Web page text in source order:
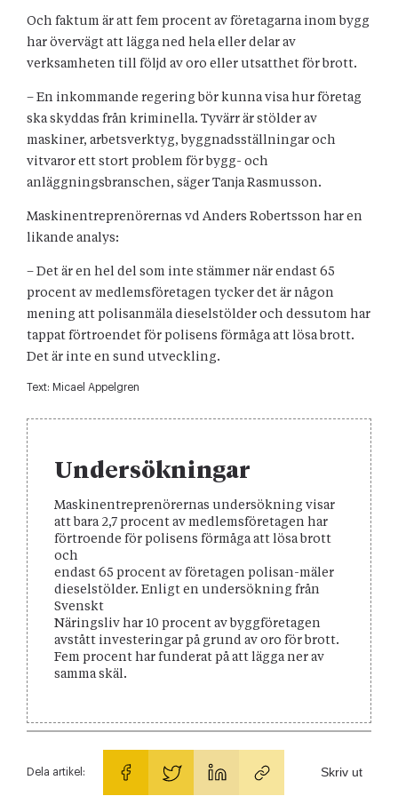
Och faktum är att fem procent av företagarna inom bygg
har övervägt att lägga ned hela eller delar av
verksamheten till följd av oro eller utsatthet för brott.
– En inkommande regering bör kunna visa hur företag
ska skyddas från kriminella. Tyvärr är stölder av
maskiner, arbetsverktyg, byggnadsställningar och
vitvaror ett stort problem för bygg- och
anläggningsbranschen, säger Tanja Rasmusson.
Maskinentreprenörernas vd Anders Robertsson har en
likande analys:
– Det är en hel del som inte stämmer när endast 65
procent av medlemsföretagen tycker det är någon
mening att polisanmäla dieselstölder och dessutom har
tappat förtroendet för polisens förmåga att lösa brott.
Det är inte en sund utveckling.
Text: Micael Appelgren
Undersökningar
Maskinentreprenörernas undersökning visar
att bara 2,7 procent av medlemsföretagen har
förtroende för polisens förmåga att lösa brott
och
endast 65 procent av företagen polisan-mäler
dieselstölder. Enligt en undersökning från
Svenskt
Näringsliv har 10 procent av byggföretagen
avstått investeringar på grund av oro för brott.
Fem procent har funderat på att lägga ner av
samma skäl.
Dela artikel: Skriv ut